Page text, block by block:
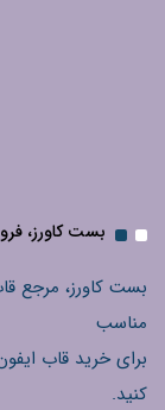
بست کاورز،
بست کاورز، مرجع
مناسب
برای خرید قاب
کنید.